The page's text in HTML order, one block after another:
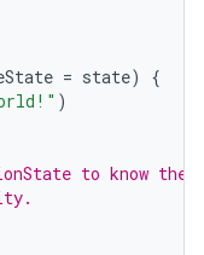
= state)
{
)
to know the